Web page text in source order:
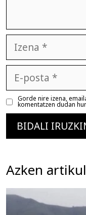
posta
Gorde nire izena,
komentatzen dudan
Azken